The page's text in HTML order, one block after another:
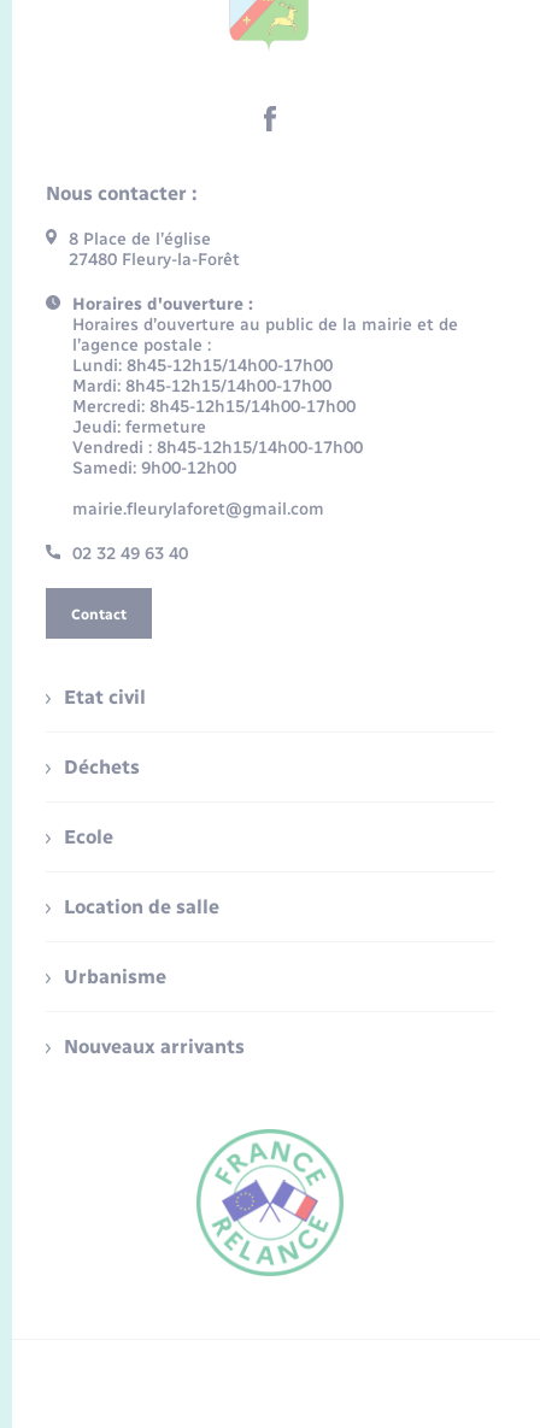
FR
Nous contacter :
8 Place de l’église
27480 Fleury-la-Forêt
Horaires d'ouverture :
Horaires d’ouverture au public de la mairie et de
l’agence postale :
Lundi: 8h45-12h15/14h00-17h00
Mardi: 8h45-12h15/14h00-17h00
Mercredi: 8h45-12h15/14h00-17h00
Jeudi: fermeture
Vendredi : 8h45-12h15/14h00-17h00
Samedi: 9h00-12h00
mairie.fleurylaforet@gmail.com
02 32 49 63 40
Contact
Etat civil
Déchets
Ecole
Location de salle
Urbanisme
Nouveaux arrivants